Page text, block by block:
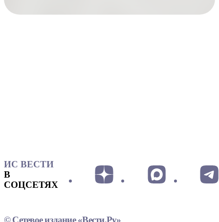
ИС ВЕСТИ
В
СОЦСЕТЯХ
© Сетевое издание «Вести.Ру»